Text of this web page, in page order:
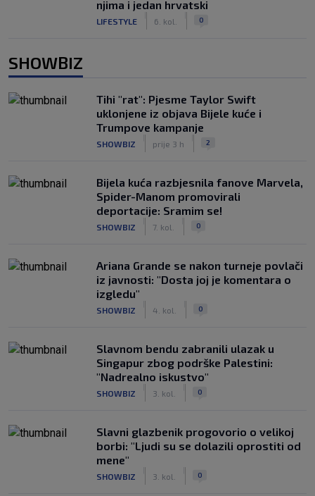
njima i jedan hrvatski
LIFESTYLE 6. kol. 0
SHOWBIZ
Tihi "rat": Pjesme Taylor Swift
uklonjene iz objava Bijele kuće i
Trumpove kampanje
SHOWBIZ prije 3 h 2
Bijela kuća razbjesnila fanove Marvela,
Spider-Manom promovirali
deportacije: Sramim se!
SHOWBIZ 7. kol. 0
Ariana Grande se nakon turneje povlači
iz javnosti: "Dosta joj je komentara o
izgledu"
SHOWBIZ 4. kol. 0
Slavnom bendu zabranili ulazak u
Singapur zbog podrške Palestini:
"Nadrealno iskustvo"
SHOWBIZ 3. kol. 0
Slavni glazbenik progovorio o velikoj
borbi: "Ljudi su se dolazili oprostiti od
mene"
SHOWBIZ 3. kol. 0